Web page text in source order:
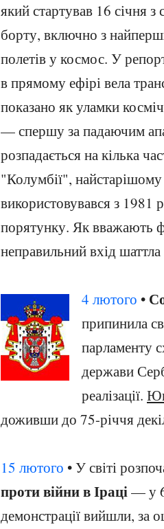
який стартував 16 січня
борту, включно з
полетів у космос. У
в прямому ефірі вела
показано як уламки
— спершу за падаючим
розпадається на кілька
"Колумбії",
використовувався з 1981
порятунку. Як вважають
неправильний вхід
4 лютого •
припинила
парламенту
держави
реалізації.
доживши до 75-річчя
15 лютого • У світі
проти війни в Іраці— у
демонстрації вийшли, за